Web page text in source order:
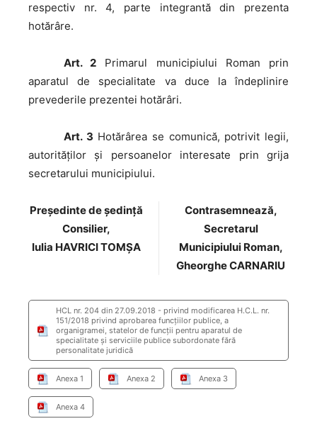
respectiv nr. 4, parte integrantă din prezenta
hotărâre.
Art. 2 Primarul municipiului Roman prin
aparatul de specialitate va duce la îndeplinire
prevederile prezentei hotărâri.
Art. 3 Hotărârea se comunică, potrivit legii,
autorităţilor şi persoanelor interesate prin grija
secretarului municipiului.
Preşedinte de şedinţă
Consilier,
Iulia HAVRICI TOMȘA
Contrasemnează,
Secretarul
Municipiului Roman,
Gheorghe CARNARIU
HCL nr. 204 din 27.09.2018 - privind modificarea H.C.L. nr.
151/2018 privind aprobarea funcţiilor publice, a
organigramei, statelor de funcţii pentru aparatul de
specialitate şi serviciile publice subordonate fără
personalitate juridică
Anexa 1 Anexa 2 Anexa 3
Anexa 4